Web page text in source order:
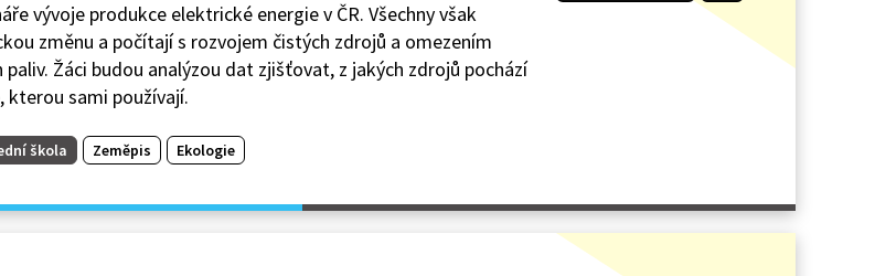
vývoje produkce elektrické energie v ČR. Všechny však
změnu a počítají s rozvojem čistých zdrojů a omezením
Žáci budou analýzou dat zjišťovat, z jakých zdrojů pochází
kterou sami používají.
škola Zeměpis Ekologie